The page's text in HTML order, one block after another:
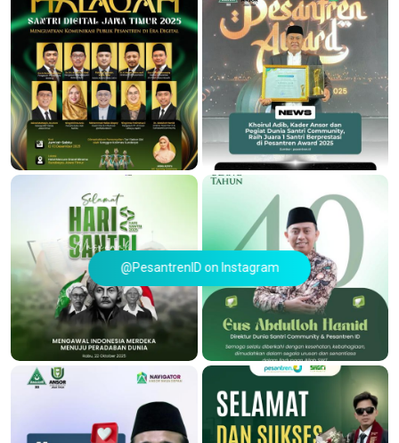
@PesantrenID on Instagram